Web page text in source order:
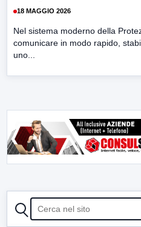
18 MAGGIO 2026
Nel sistema moderno della
comunicare in modo rapido,
uno...
CERCA